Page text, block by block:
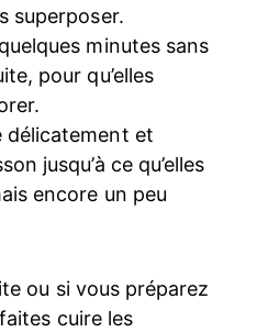
superposer.
minutes sans
pour qu’elles
délicatement et
jusqu’à ce qu’elles
encore un peu
ou si vous préparez
cuire les